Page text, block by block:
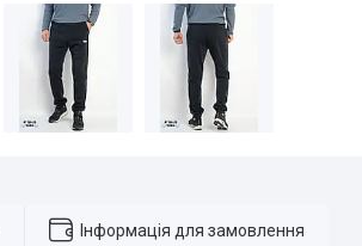
Інформація для замовлення